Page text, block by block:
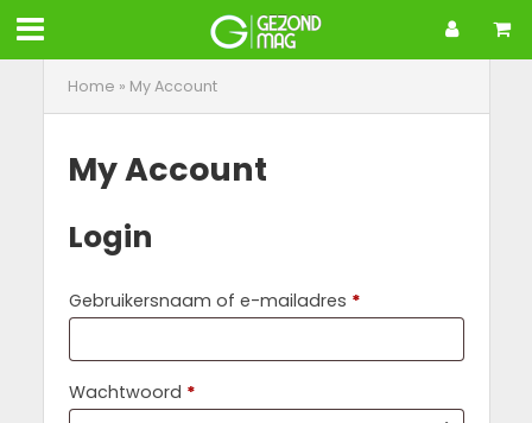
Home » My Account
My Account
Login
Gebruikersnaam of e-mailadres *Vereist
Wachtwoord *Vereist